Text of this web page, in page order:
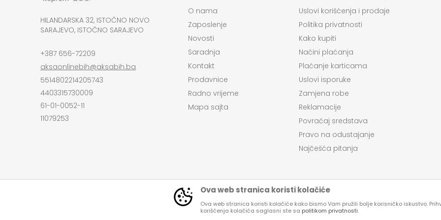
HILANDARSKA 32, ISTOČNO NOVO
SARAJEVO, ISTOČNO SARAJEVO
+387 656-72209
aksaonlinebih@aksabih.ba
5514802214205743
4403315730009
61-01-0052-11
11079253
O nama
Zaposlenje
Novosti
Saradnja
Kontakt
Prodavnice
Radno vrijeme
Mapa sajta
Uslovi korišćenja i prodaje
Politika privatnosti
Kako kupiti
Načini plaćanja
Plaćanje karticama
Uslovi isporuke
Zamjena robe
Reklamacije
Povraćaj sredstava
Pravo na odustajanje
Najčešća pitanja
Ova web stranica koristi kolačiće
Ova web stranica koristi kolačiće kako bismo Vam pružili bolje korisničko iskustvo.
korišćenja kolačića saglasni ste sa politikom privatnosti.